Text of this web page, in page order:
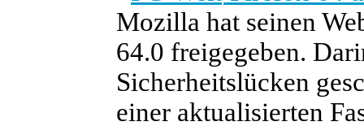
Mozilla hat seinen
64.0 freigegeben.
Sicherheitslücken
einer aktualisierten